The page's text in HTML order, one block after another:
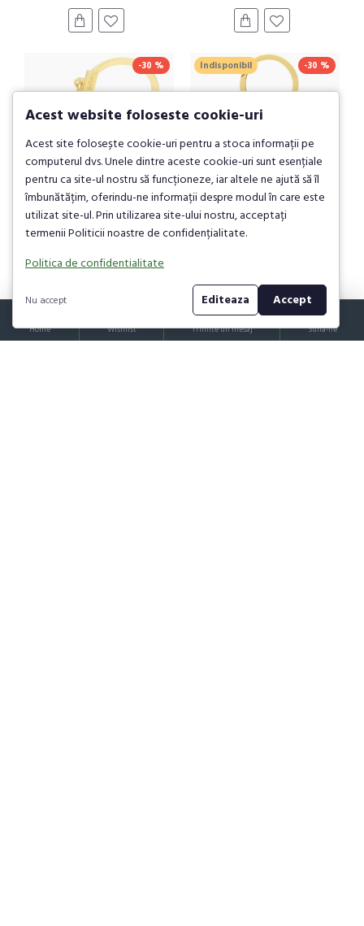
-30 %
Amuleta Tai Sui
98,00 lei 140,00 lei
-30 %
Indisponibil
Amuleta Rinocer si
Elefant Albastru cu
Home Wishlist Trimite un mesaj Suna-ne
Acest website foloseste cookie-uri
Acest site folosește cookie-uri pentru a stoca informații pe
computerul dvs. Unele dintre aceste cookie-uri sunt esențiale
pentru ca site-ul nostru să funcționeze, iar altele ne ajută să îl
îmbunătățim, oferindu-ne informații despre modul în care este
utilizat site-ul. Prin utilizarea site-ului nostru, acceptați
termenii Politicii noastre de confidențialitate.
Politica de confidentialitate
Nu accept Editeaza Accept